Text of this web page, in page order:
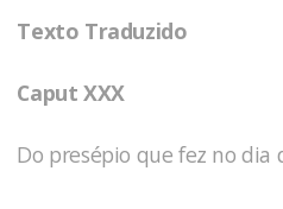
Texto Traduzido
Caput XXX
Do presépio que fez no dia